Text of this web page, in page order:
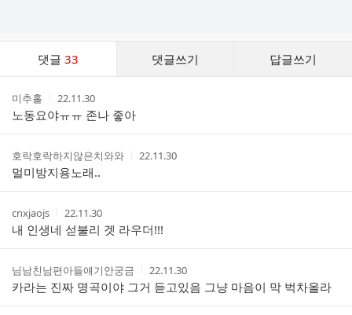
댓글33 댓글쓰기 답글쓰기
스
작
성
자
미추홀
작
성
시
간
22.11.30
노동요야ㅠㅠ 존나 좋아
작
성
자
호락호락하지않은치와와
작
간
22.11.30
멀미방지용노래..
작
성
자
cnxjaojs
작
성
시
간
22.11.30
내 인생네 섣불리 겟 라우더!!!
작
성
자
님남친남편아들얘기안궁금
작
성
시
간
22.11.30
카라는 진짜 명곡이야 그거 듣고있음 그냥 마음이 막 벅차올라